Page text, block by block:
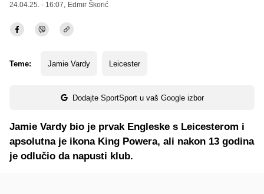
24.04.25. - 16:07, Edmir Škorić
Teme: Jamie Vardy Leicester
Dodajte SportSport u vaš Google izbor
Jamie Vardy bio je prvak Engleske s Leicesterom i
apsolutna je ikona King Powera, ali nakon 13 godina
je odlučio da napusti klub.